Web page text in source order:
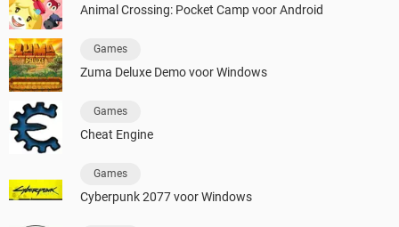
Animal Crossing: Pocket Camp voor Android
Games
Zuma Deluxe Demo voor Windows
Games
Cheat Engine
Games
Cyberpunk 2077 voor Windows